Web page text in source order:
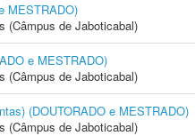
MESTRADO)
(Câmpus de Jaboticabal)
e MESTRADO)
(Câmpus de Jaboticabal)
(DOUTORADO e MESTRADO)
(Câmpus de Jaboticabal)